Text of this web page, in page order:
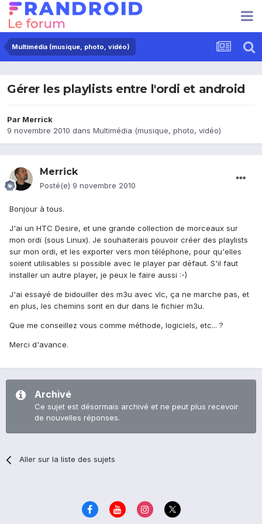
Multimédia (musique, photo, vidéo)
Gérer les playlists entre l'ordi et android
Par Merrick
9 novembre 2010 dans Multimédia (musique, photo, vidéo)
Merrick
Posté(e) 9 novembre 2010
Bonjour à tous.
J'ai un HTC Desire, et une grande collection de morceaux sur
mon ordi (sous Linux). Je souhaiterais pouvoir créer des playlists
sur mon ordi, et les exporter vers mon téléphone, pour qu'elles
soient utilisables si possible avec le player par défaut. S'il faut
installer un autre player, je peux le faire aussi :-)
J'ai essayé de bidouiller des m3u avec vlc, ça ne marche pas, et
en plus, les chemins sont en dur dans le fichier m3u.
Que me conseillez vous comme méthode, logiciels, etc... ?
Merci d'avance.
Archivé
Ce sujet est désormais archivé et ne peut plus recevoir
de nouvelles réponses.
Aller sur la liste des sujets